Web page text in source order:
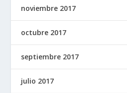
noviembre 2017
octubre 2017
septiembre 2017
julio 2017